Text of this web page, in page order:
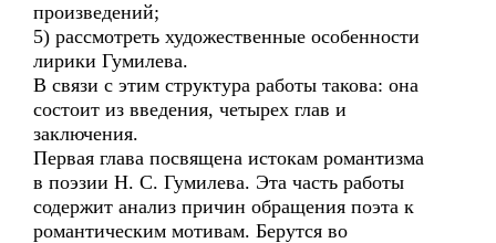
произведений;
5) рассмотреть художественные особенности
лирики Гумилева.
В связи с этим структура работы такова: она
состоит из введения, четырех глав и
заключения.
Первая глава посвящена истокам романтизма
в поэзии Н. С. Гумилева. Эта часть работы
содержит анализ причин обращения поэта к
романтическим мотивам. Берутся во